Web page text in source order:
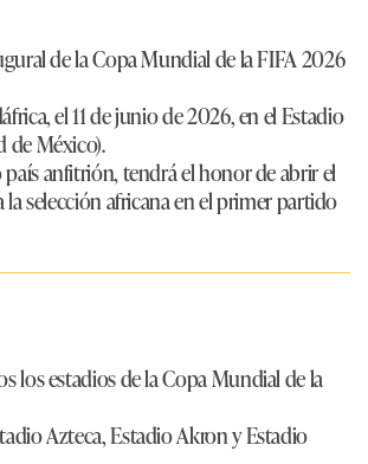
de la Copa Mundial de la FIFA 2026
, el11 de junio de 2026, en el Estadio
de México).
anfitrión, tendrá el honor de abrir el
selección africana en el primer partido
los estadios de la Copa Mundial de la
Azteca, Estadio Akron y Estadio